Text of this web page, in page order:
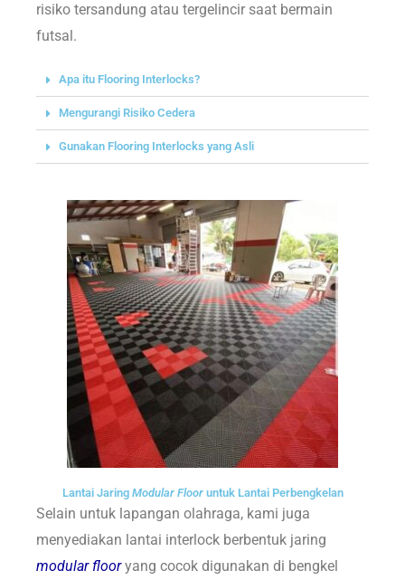
risiko tersandung atau tergelincir saat bermain
futsal.
Apa itu Flooring Interlocks?
Mengurangi Risiko Cedera
Gunakan Flooring Interlocks yang Asli
Lantai Jaring Modular Flooruntuk Lantai Perbengkelan
Selain untuk lapangan olahraga, kami juga
menyediakan lantai interlock berbentuk jaring
modular flooryang cocok digunakan di bengkel